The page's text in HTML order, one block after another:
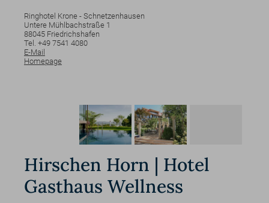
Ringhotel Krone - Schnetzenhausen
Untere Mühlbachstraße 1
88045 Friedrichshafen
Tel. +49 7541 4080
E-Mail
Homepage
Hirschen Horn | Hotel
Gasthaus Wellness